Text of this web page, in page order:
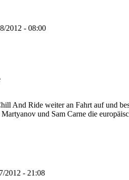
2012 - 08:00
And Ride weiter an Fahrt auf und
und Sam Carne die
2012 - 21:08